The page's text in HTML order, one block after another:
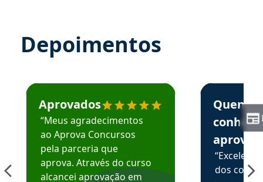
Depoimentos
Estudante José recomenda o Aprova Concursos em
Aprovados
“Meus agradecimentos
ao Aprova Concursos
pela parceria que
aprova. Através do curso
alcancei aprovação em
Estudante
Quem
aprova
dos